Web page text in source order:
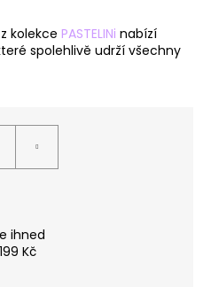
kolekce PASTELINi nabízí
spolehlivě udrží všechny
Kč